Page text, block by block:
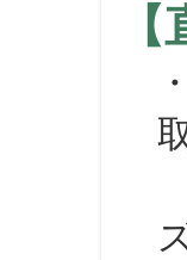
・
※